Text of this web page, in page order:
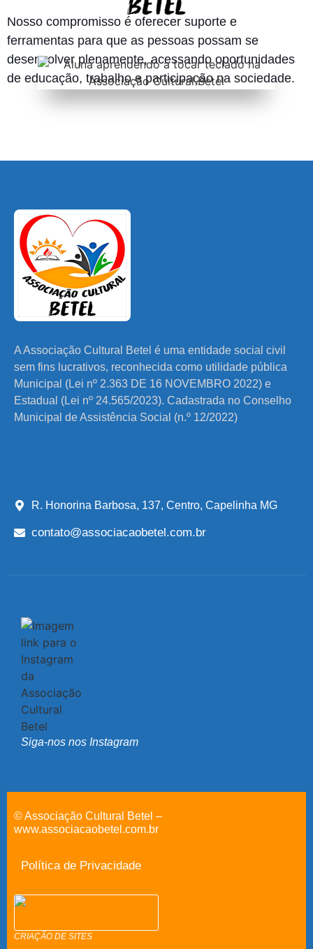
Nosso compromisso é oferecer suporte e
ferramentas para que as pessoas possam se
desenvolver plenamente, acessando oportunidades
de educação, trabalho e participação na sociedade.
A Associação Cultural Betel é uma entidade social civil
sem fins lucrativos, reconhecida como utilidade pública
Municipal (Lei nº 2.363 DE 16 NOVEMBRO 2022) e
Estadual (Lei nº 24.565/2023). Cadastrada no Conselho
Municipal de Assistência Social (n.º 12/2022)
R. Honorina Barbosa, 137, Centro, Capelinha MG
contato@associacaobetel.com.br
Siga-nos nos Instagram
© Associação Cultural Betel –
www.associacaobetel.com.br
Política de Privacidade
CRIAÇÃO DE SITES